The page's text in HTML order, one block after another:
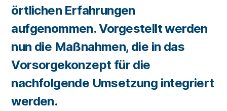
örtlichen Erfahrungen
aufgenommen. Vorgestellt werden
nun die Maßnahmen, die in das
Vorsorgekonzept für die
nachfolgende Umsetzung integriert
werden.